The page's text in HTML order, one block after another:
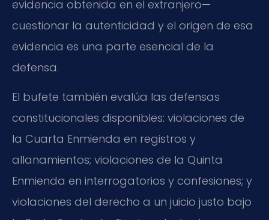
evidencia obtenida en el extranjero—
cuestionar la autenticidad y el origen de esa
evidencia es una parte esencial de la
defensa.
El bufete también evalúa las defensas
constitucionales disponibles: violaciones de
la Cuarta Enmienda en registros y
allanamientos; violaciones de la Quinta
Enmienda en interrogatorios y confesiones; y
violaciones del derecho a un juicio justo bajo